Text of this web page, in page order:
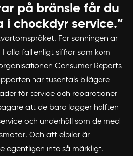
på bränsle får du
i chockdyr service.”
För sanningen är
alla fall enligt siffror som kom
Consumer Reports
har tusentals bilägare
för service och reparationer
att de bara lägger hälften
och underhåll som de med
Och att elbilar är
egentligen inte så märkligt.